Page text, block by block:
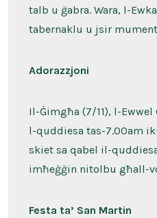
talb u ġabra. Wara, l-
tabernaklu u jsir mument
Adorazzjoni
Il-Ġimgħa (7/11), l-
l-quddiesa tas-7.00am
skiet sa qabel il-
imħeġġin nitolbu għall-
Festa ta’ San Martin